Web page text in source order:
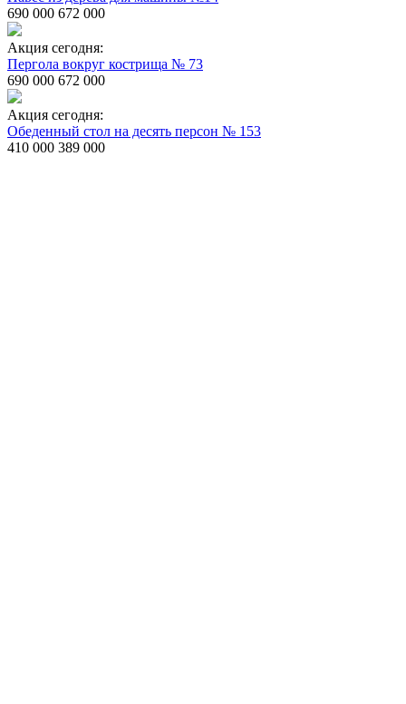
690 000 672 000
Акция сегодня:
Пергола вокруг кострища № 73
690 000 672 000
Акция сегодня:
Обеденный стол на десять персон № 153
410 000 389 000